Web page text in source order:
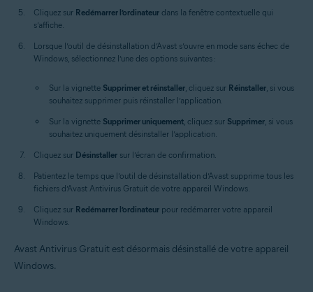
Cliquez sur Redémarrer l’ordinateur dans la fenêtre contextuelle qui
s’affiche.
Lorsque l’outil de désinstallation d’Avast s’ouvre en mode sans échec de
Windows, sélectionnez l’une des options suivantes :
Sur la vignette Supprimer et réinstaller , cliquez sur Réinstaller , si vous
souhaitez supprimer puis réinstaller l’application.
Sur la vignette Supprimer uniquement , cliquez sur Supprimer , si vous
souhaitez uniquement désinstaller l’application.
Cliquez sur Désinstaller sur l’écran de confirmation.
Patientez le temps que l’outil de désinstallation d’Avast supprime tous les
fichiers d’Avast Antivirus Gratuit de votre appareil Windows.
Cliquez sur Redémarrer l’ordinateur pour redémarrer votre appareil
Windows.
Avast Antivirus Gratuit est désormais désinstallé de votre appareil
Windows.